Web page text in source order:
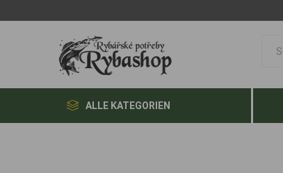
ALLE KATEGORIEN